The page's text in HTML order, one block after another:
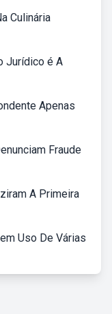
Culinária
Jurídico é A
Apenas
Fraude
A Primeira
Uso De Várias